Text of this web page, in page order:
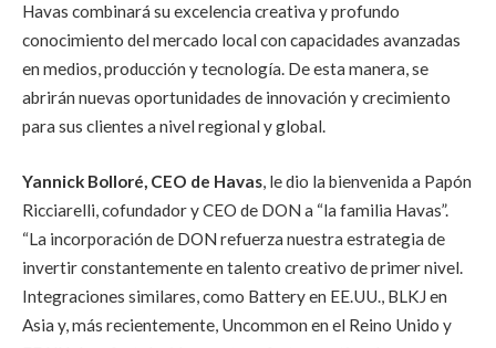
Havas combinará su excelencia creativa y profundo
conocimiento del mercado local con capacidades avanzadas
en medios, producción y tecnología. De esta manera, se
abrirán nuevas oportunidades de innovación y crecimiento
para sus clientes a nivel regional y global.
Yannick Bolloré, CEO de Havas, le dio la bienvenida a Papón
Ricciarelli, cofundador y CEO de DON a “la familia Havas”.
“La incorporación de DON refuerza nuestra estrategia de
invertir constantemente en talento creativo de primer nivel.
Integraciones similares, como Battery en EE.UU., BLKJ en
Asia y, más recientemente, Uncommon en el Reino Unido y